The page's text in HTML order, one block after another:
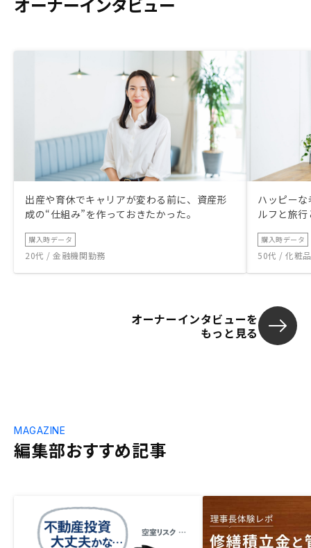
出産や育休でキャリアが変わる前に、資産形
成の“仕組み”を作っておきたかった。
購入時データ
20代 / 金融機関勤務
ハッピー
ルフと旅
購入時データ
50代 / 化粧
オーナーインタビューを
もっと見る
編集部おすすめ記事
MAGAZINE